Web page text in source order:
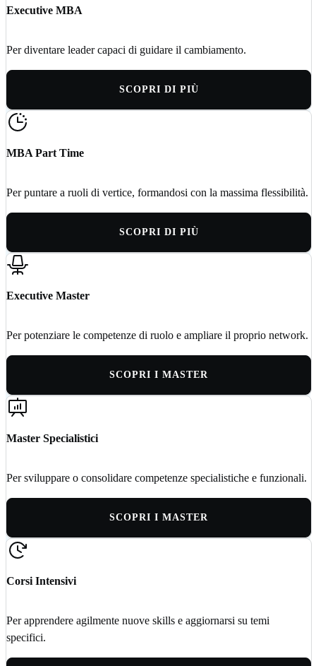
Executive MBA
Per diventare leader capaci di guidare il cambiamento.
SCOPRI DI PIÙ
MBA Part Time
Per puntare a ruoli di vertice, formandosi con la massima flessibilità.
SCOPRI DI PIÙ
Executive Master
Per potenziare le competenze di ruolo e ampliare il proprio network.
SCOPRI I MASTER
Master Specialistici
Per sviluppare o consolidare competenze specialistiche e funzionali.
SCOPRI I MASTER
Corsi Intensivi
Per apprendere agilmente nuove skills e aggiornarsi su temi
specifici.